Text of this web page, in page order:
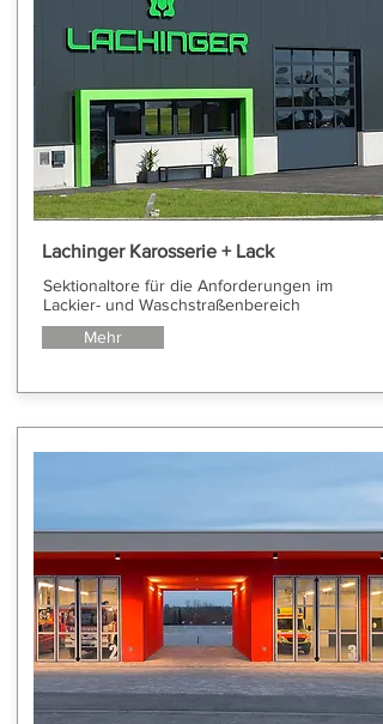
Sektionaltore für die Anforderungen im
Lackier- und Waschstraßenbereich
Lachinger Karosserie + Lack
Mehr